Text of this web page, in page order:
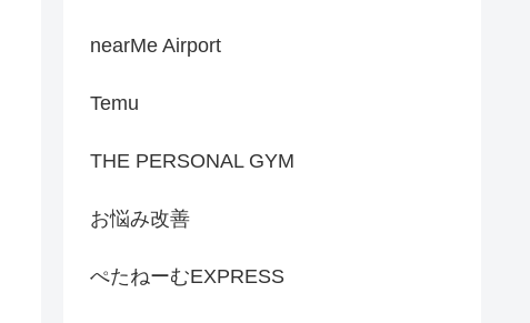
nearMe Airport
Temu
THE PERSONAL GYM
お悩み改善
ぺたねーむEXPRESS